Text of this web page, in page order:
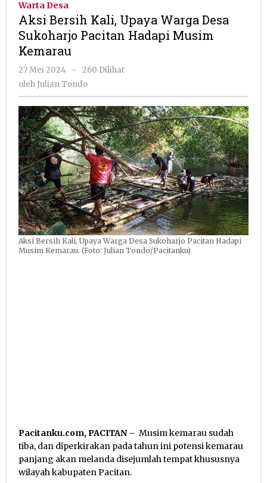
Warga
Desa
Kemarau
Warta Desa
Aksi Bersih Kali, Upaya Warga Desa
Sukoharjo Pacitan Hadapi Musim
Kemarau
27 Mei 2024
oleh
Julian
-
260 Dilihat
oleh Julian Tondo
Aksi Bersih Kali, Upaya Warga Desa Sukoharjo Pacitan Hadapi
Musim Kemarau. (Foto: Julian Tondo/Pacitanku)
Pacitanku.com, PACITAN – Musim kemarau sudah
tiba, dan diperkirakan pada tahun ini potensi kemarau
panjang akan melanda disejumlah tempat khususnya
wilayah kabupaten Pacitan.